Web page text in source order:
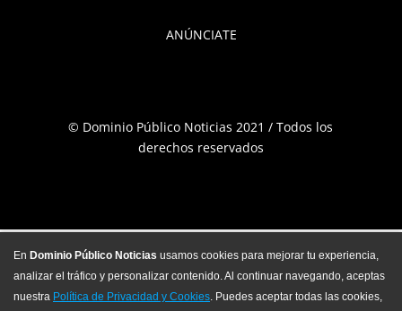
ANÚNCIATE
© Dominio Público Noticias 2021 / Todos los
derechos reservados
En Dominio Público Noticias usamos cookies para mejorar tu experiencia,
analizar el tráfico y personalizar contenido. Al continuar navegando, aceptas
nuestra Política de Privacidad y Cookies. Puedes aceptar todas las cookies,